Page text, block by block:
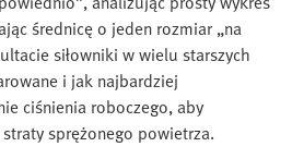
średnicę o jeden rozmiar „na
siłowniki w wielu starszych
i jak najbardziej
ciśnienia roboczego, aby
sprężonego powietrza.